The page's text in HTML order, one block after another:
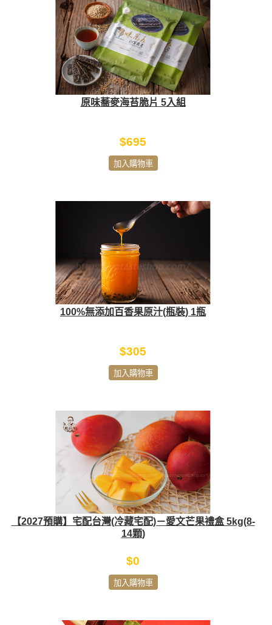
原味蕎麥海苔脆片 5入組
$695
加入購物車
100%無添加百香果原汁(瓶裝) 1瓶
$305
加入購物車
【2027預購】宅配台灣(冷藏宅配)－愛文芒果禮盒 5kg(8-
14顆)
$0
加入購物車